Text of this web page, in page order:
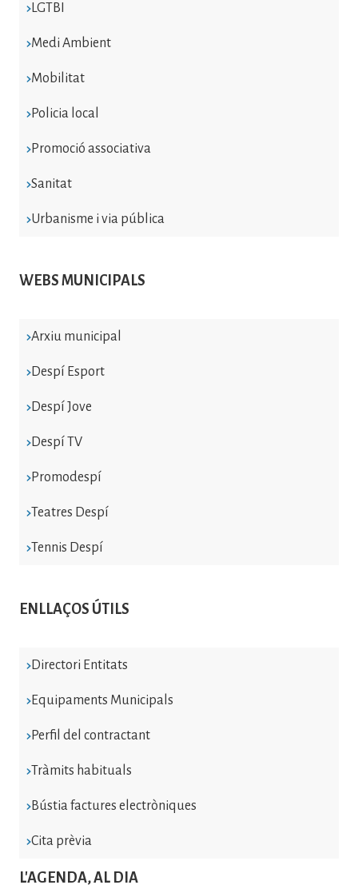
LGTBI
Medi Ambient
Mobilitat
Policia local
Promoció associativa
Sanitat
Urbanisme i via pública
WEBS MUNICIPALS
Arxiu municipal
Despí Esport
Despí Jove
Despí TV
Promodespí
Teatres Despí
Tennis Despí
ENLLAÇOS ÚTILS
Directori Entitats
Equipaments Municipals
Perfil del contractant
Tràmits habituals
Bústia factures electròniques
Cita prèvia
L'AGENDA, AL DIA